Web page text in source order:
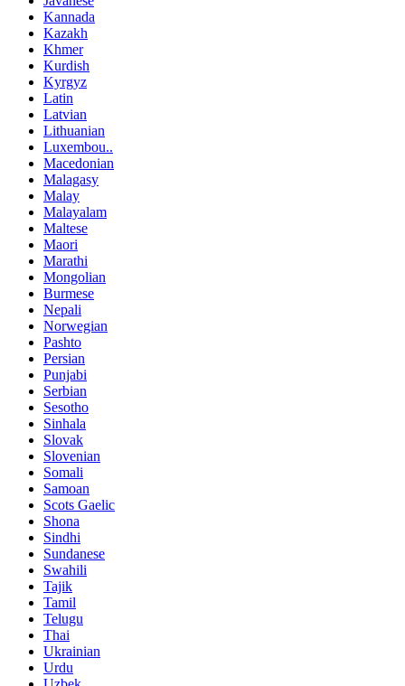
Kannada
Kazakh
Khmer
Kurdish
Kyrgyz
Latin
Latvian
Lithuanian
Luxembou..
Macedonian
Malagasy
Malay
Malayalam
Maltese
Maori
Marathi
Mongolian
Burmese
Nepali
Norwegian
Pashto
Persian
Punjabi
Serbian
Sesotho
Sinhala
Slovak
Slovenian
Somali
Samoan
Scots Gaelic
Shona
Sindhi
Sundanese
Swahili
Tajik
Tamil
Telugu
Thai
Ukrainian
Urdu